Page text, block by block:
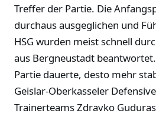
Treffer der Partie. Die
durchaus ausgeglichen und
HSG wurden meist schnell
aus Bergneustadt
Partie dauerte, desto mehr
Geislar-Oberkasseler
Trainerteams Zdravko